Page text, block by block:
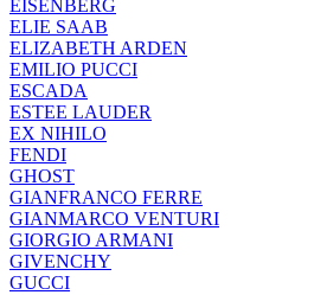
EISENBERG
ELIE SAAB
ELIZABETH ARDEN
EMILIO PUCCI
ESCADA
ESTEE LAUDER
EX NIHILO
FENDI
GHOST
GIANFRANCO FERRE
GIANMARCO VENTURI
GIORGIO ARMANI
GIVENCHY
GUCCI